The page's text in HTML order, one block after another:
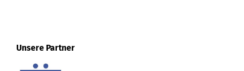
Unsere Partner